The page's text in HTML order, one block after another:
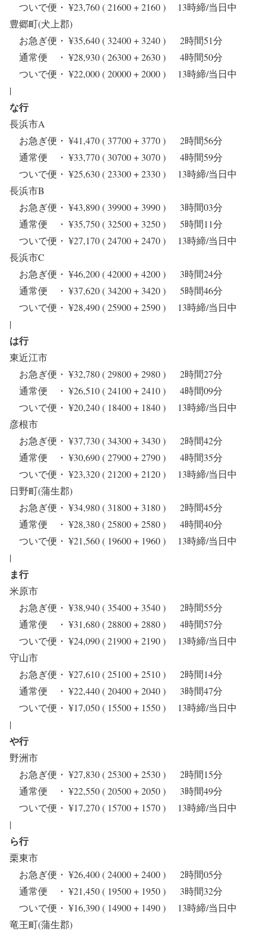
ついで便・ ¥23,760 ( 21600 + 2160 ) 13時締/当日中
豊郷町(犬上郡)
お急ぎ便・ ¥35,640 ( 32400 + 3240 ) 2時間51分
通常便 ・ ¥28,930 ( 26300 + 2630 ) 4時間50分
ついで便・ ¥22,000 ( 20000 + 2000 ) 13時締/当日中
|
な行
長浜市A
お急ぎ便・ ¥41,470 ( 37700 + 3770 ) 2時間56分
通常便 ・ ¥33,770 ( 30700 + 3070 ) 4時間59分
ついで便・ ¥25,630 ( 23300 + 2330 ) 13時締/当日中
長浜市B
お急ぎ便・ ¥43,890 ( 39900 + 3990 ) 3時間03分
通常便 ・ ¥35,750 ( 32500 + 3250 ) 5時間11分
ついで便・ ¥27,170 ( 24700 + 2470 ) 13時締/当日中
長浜市C
お急ぎ便・ ¥46,200 ( 42000 + 4200 ) 3時間24分
通常便 ・ ¥37,620 ( 34200 + 3420 ) 5時間46分
ついで便・ ¥28,490 ( 25900 + 2590 ) 13時締/当日中
|
は行
東近江市
お急ぎ便・ ¥32,780 ( 29800 + 2980 ) 2時間27分
通常便 ・ ¥26,510 ( 24100 + 2410 ) 4時間09分
ついで便・ ¥20,240 ( 18400 + 1840 ) 13時締/当日中
彦根市
お急ぎ便・ ¥37,730 ( 34300 + 3430 ) 2時間42分
通常便 ・ ¥30,690 ( 27900 + 2790 ) 4時間35分
ついで便・ ¥23,320 ( 21200 + 2120 ) 13時締/当日中
日野町(蒲生郡)
お急ぎ便・ ¥34,980 ( 31800 + 3180 ) 2時間45分
通常便 ・ ¥28,380 ( 25800 + 2580 ) 4時間40分
ついで便・ ¥21,560 ( 19600 + 1960 ) 13時締/当日中
|
ま行
米原市
お急ぎ便・ ¥38,940 ( 35400 + 3540 ) 2時間55分
通常便 ・ ¥31,680 ( 28800 + 2880 ) 4時間57分
ついで便・ ¥24,090 ( 21900 + 2190 ) 13時締/当日中
守山市
お急ぎ便・ ¥27,610 ( 25100 + 2510 ) 2時間14分
通常便 ・ ¥22,440 ( 20400 + 2040 ) 3時間47分
ついで便・ ¥17,050 ( 15500 + 1550 ) 13時締/当日中
|
や行
野洲市
お急ぎ便・ ¥27,830 ( 25300 + 2530 ) 2時間15分
通常便 ・ ¥22,550 ( 20500 + 2050 ) 3時間49分
ついで便・ ¥17,270 ( 15700 + 1570 ) 13時締/当日中
|
ら行
栗東市
お急ぎ便・ ¥26,400 ( 24000 + 2400 ) 2時間05分
通常便 ・ ¥21,450 ( 19500 + 1950 ) 3時間32分
ついで便・ ¥16,390 ( 14900 + 1490 ) 13時締/当日中
竜王町(蒲生郡)